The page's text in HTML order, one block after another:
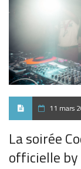
11 mars
La soirée
officielle by